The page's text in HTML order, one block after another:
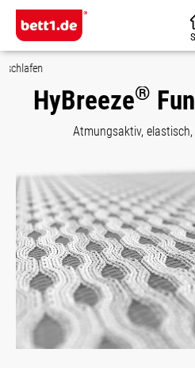
Zum Hauptinhalt springen
HyBreeze®
Atmungsaktiv,